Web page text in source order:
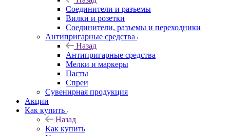
Соединители и разъемы
Вилки и розетки
Соединители, разъемы и переходники
Антипригарные средства
Назад
Антипригарные средства
Мелки и маркеры
Пасты
Спреи
Сувенирная продукция
Акции
Как купить
Назад
Как купить